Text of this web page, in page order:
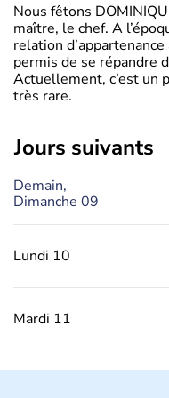
Nous fêtons
maître, le chef. A
relation
permis de se répandre
Actuellement, c’est un
très rare.
jours suivants
Demain,
Dimanche 09
Lundi 10
Mardi 11